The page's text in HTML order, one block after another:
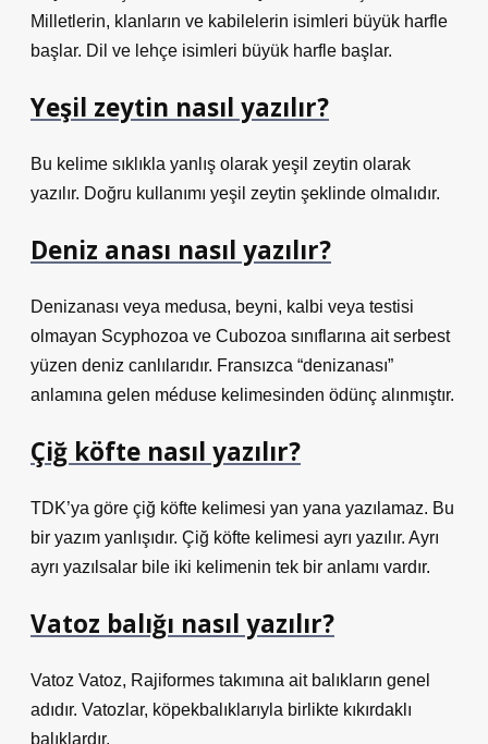
Milletlerin, klanların ve kabilelerin isimleri büyük harfle
başlar. Dil ve lehçe isimleri büyük harfle başlar.
Yeşil zeytin nasıl yazılır?
Bu kelime sıklıkla yanlış olarak yeşil zeytin olarak
yazılır. Doğru kullanımı yeşil zeytin şeklinde olmalıdır.
Deniz anası nasıl yazılır?
Denizanası veya medusa, beyni, kalbi veya testisi
olmayan Scyphozoa ve Cubozoa sınıflarına ait serbest
yüzen deniz canlılarıdır. Fransızca “denizanası”
anlamına gelen méduse kelimesinden ödünç alınmıştır.
Çiğ köfte nasıl yazılır?
TDK’ya göre çiğ köfte kelimesi yan yana yazılamaz. Bu
bir yazım yanlışıdır. Çiğ köfte kelimesi ayrı yazılır. Ayrı
ayrı yazılsalar bile iki kelimenin tek bir anlamı vardır.
Vatoz balığı nasıl yazılır?
Vatoz Vatoz, Rajiformes takımına ait balıkların genel
adıdır. Vatozlar, köpekbalıklarıyla birlikte kıkırdaklı
balıklardır.